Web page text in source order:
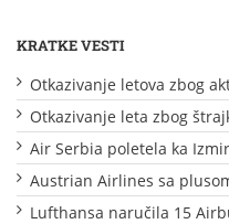
KRATKE VESTI
Otkazivanje letova zbog
Otkazivanje leta zbog
Air Serbia poletela ka
Austrian Airlines sa
Lufthansa naručila 15